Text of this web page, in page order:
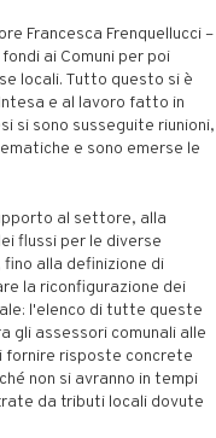
Francesca Frenquellucci –
ai Comuni per poi
locali. Tutto questo si è
e al lavoro fatto in
si sono susseguite riunioni,
e sono emerse le
al settore, alla
flussi per le diverse
alla definizione di
la riconfigurazione dei
l'elenco di tutte queste
gli assessori comunali alle
risposte concrete
non si avranno in tempi
da tributi locali dovute